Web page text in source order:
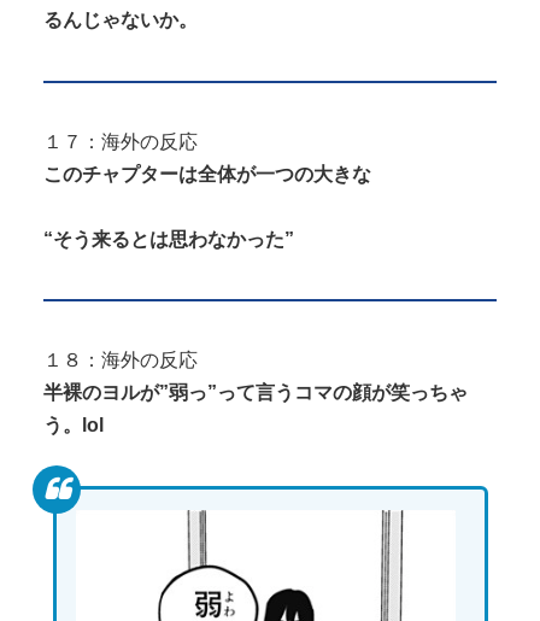
るんじゃないか。
１７：海外の反応
このチャプターは全体が一つの大きな
“そう来るとは思わなかった”
１８：海外の反応
半裸のヨルが”弱っ”って言うコマの顔が笑っちゃ
う。lol